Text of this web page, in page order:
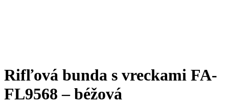
Rifľová bunda s vreckami FA-
FL9568 – béžová